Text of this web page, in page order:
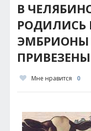
В
РОДИЛИСЬ
ЭМБРИОНЫ
Мне нравится 0